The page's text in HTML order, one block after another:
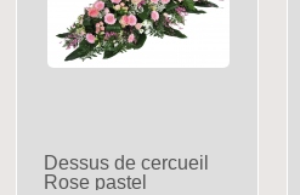
Dessus de cercueil
Rose pastel